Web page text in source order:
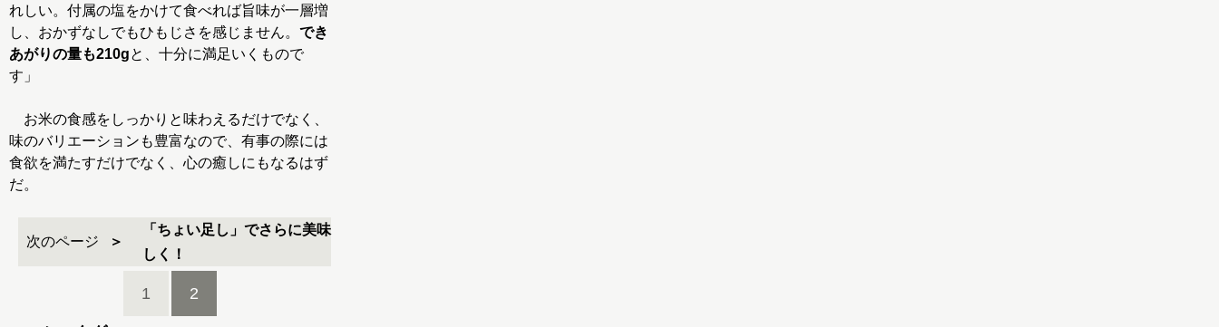
れしい。付属の塩をかけて食べれば旨味が一層増
し、おかずなしでもひもじさを感じません。 でき
あがりの量も210gと、十分に満足いくもので
す」
お米の食感をしっかりと味わえるだけでなく、
味のバリエーションも豊富なので、有事の際には
食欲を満たすだけでなく、心の癒しにもなるはず
だ。
次のページ
「ちょい足し」でさらに美味
しく！
1 2